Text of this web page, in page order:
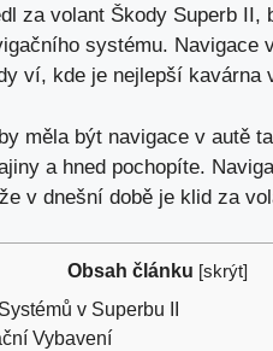
za volant Škody Superb
systému. Navigace
ví, kde je nejlepší kavárna
měla být navigace v autě
a hned pochopíte.
v dnešní době je klid za
Obsah článku [skrýt]
v Superbu II
Vybavení